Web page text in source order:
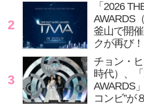
2
「2026
AWARDS
釜山で開
クが再び！
3
チョン・
時代）、
AWARDS
コンビ”が